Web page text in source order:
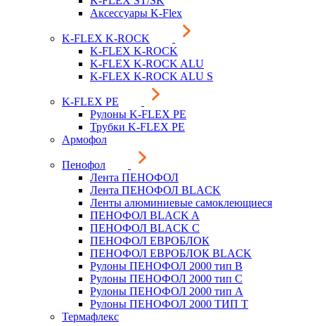
Аксессуары K-Flex
K-FLEX K-ROCK
K-FLEX K-ROCK
K-FLEX K-ROCK ALU
K-FLEX K-ROCK ALU S
K-FLEX PE
Рулоны K-FLEX PE
Трубки K-FLEX PE
Армофол
Пенофол
Лента ПЕНОФОЛ
Лента ПЕНОФОЛ BLACK
Ленты алюминиевые самоклеющиеся
ПЕНОФОЛ BLACK A
ПЕНОФОЛ BLACK С
ПЕНОФОЛ ЕВРОБЛОК
ПЕНОФОЛ ЕВРОБЛОК BLACK
Рулоны ПЕНОФОЛ 2000 тип B
Рулоны ПЕНОФОЛ 2000 тип C
Рулоны ПЕНОФОЛ 2000 тип А
Рулоны ПЕНОФОЛ 2000 ТИП Т
Термафлекс